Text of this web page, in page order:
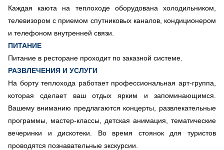
Каждая каюта на теплоходе оборудована холодильником,
телевизором с приемом спутниковых каналов, кондиционером
и телефоном внутренней связи.
ПИТАНИЕ
Питание в ресторане проходит по заказной системе.
РАЗВЛЕЧЕНИЯ И УСЛУГИ
На борту теплохода работает профессиональная арт-группа,
которая сделает ваш отдых ярким и запоминающимся.
Вашему вниманию предлагаются концерты, развлекательные
программы, мастер-классы, детская анимация, тематические
вечеринки и дискотеки. Во время стоянок для туристов
проводятся познавательные экскурсии.